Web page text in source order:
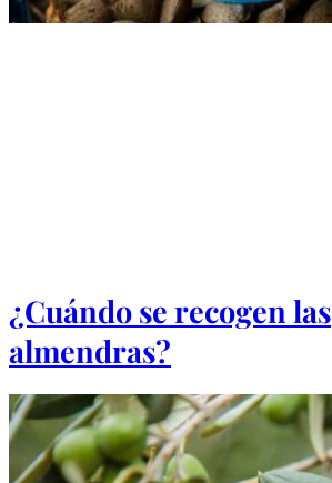
¿Cuándo se recogen las
almendras?